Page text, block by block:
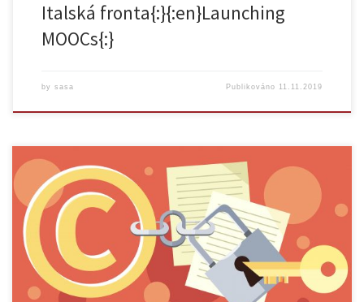
Italská fronta{:}{:en}Launching
MOOCs{:}
by sasa Publikováno 11.11.2019
Datum: 12. 11. 2019 Čas: 13.30 – 15.00 hod. Místnost: Modrá
posluchárna, Celetná 20 Přednášející: JUDr. Tomáš Dobřichovský,
Ph.D. Registrace: ZDE V rámci pracovněprávních vztahů, jejichž
předmětem je tvůrčí činnost zaměstnance, mohou vznikat
zaměstnanecká autorská díla. Autorský zákon upravuje zvláštní režim
práv a povinností k těmto zaměstnaneckým dílům, jehož výchozím
principem je […]